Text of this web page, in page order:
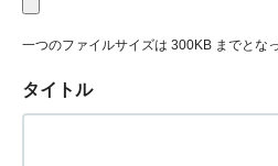
一つのファイルサイズは 300KB までとな
タイトル